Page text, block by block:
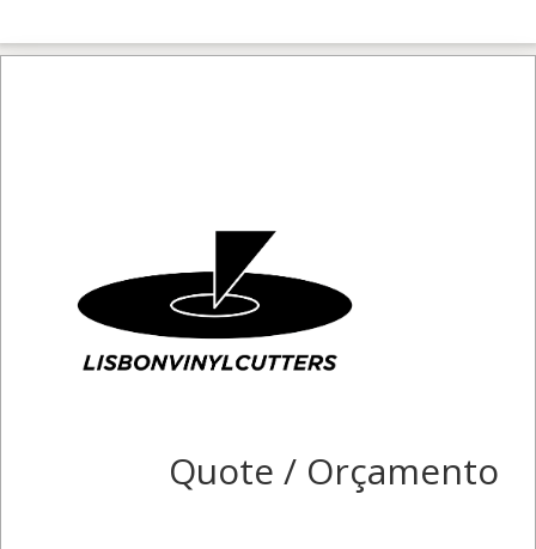
Quote / Orçamento